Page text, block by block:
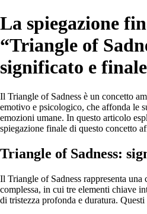
La spiegazione
“Triangle of
significato e finale
Il Triangle of Sadness è un concetto
emotivo e psicologico, che affonda le
emozioni umane. In questo articolo
spiegazione finale di questo concetto
Triangle of Sadness:
Il Triangle of Sadness rappresenta
complessa, in cui tre elementi chiave
di tristezza profonda e duratura. Questi